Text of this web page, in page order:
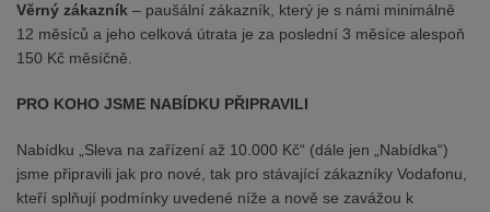
Věrný zákazník – paušální zákazník, který je s námi minimálně
12 měsíců a jeho celková útrata je za poslední 3 měsíce alespoň
150 Kč měsíčně.
PRO KOHO JSME NABÍDKU PŘIPRAVILI
Nabídku „Sleva na zařízení až 10.000 Kč“ (dále jen „Nabídka“)
jsme připravili jak pro nové, tak pro stávající zákazníky Vodafonu,
kteří splňují podmínky uvedené níže a nově se zavážou k